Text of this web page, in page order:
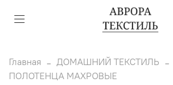
Главная ДОМАШНИЙ ТЕКСТИЛЬ
ПОЛОТЕНЦА МАХРОВЫЕ